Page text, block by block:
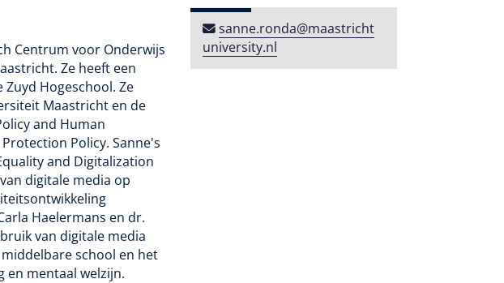
Centrum voor Onderwijs
Ze heeft een
Hogeschool. Ze
Maastricht en de
and Human
Policy. Sanne's
and Digitalization
digitale media op
Haelermans en dr.
van digitale media
school en het
en mentaal welzijn.
sanne​.​ronda​@​maastricht​
university​​.​nl